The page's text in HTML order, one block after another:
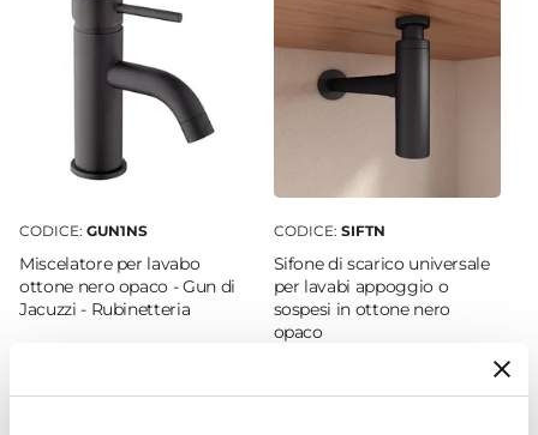
Aries
Sabbia
Installazione
Tipologia
Dispenser
CODICE: GUN1NS
Miscelatore per lavabo
ottone nero opaco - Gun di
Jacuzzi - Rubinetteria
CODICE: SIFTN
Sifone di scarico universale
per lavabi appoggio o
sospesi in ottone nero
opaco